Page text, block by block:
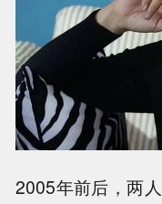
2005年前后，两